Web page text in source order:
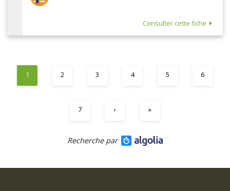
Consulter cette fiche
1 2 3 4 5 6
7 › »
Recherche par